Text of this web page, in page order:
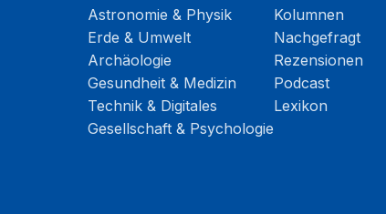
Astronomie & Physik
Erde & Umwelt
Archäologie
Gesundheit & Medizin
Technik & Digitales
Gesellschaft & Psychologie
Kolumnen
Nachgefragt
Rezensionen
Podcast
Lexikon